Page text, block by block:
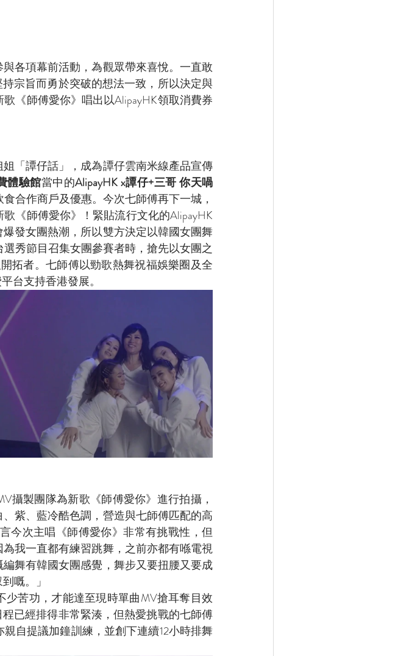
各項幕前活動，為觀眾帶來喜悅。一直敢
宗旨而勇於突破的想法一致，所以決定與
《師傅愛你》唱出以AlipayHK領取消費券
「譚仔話」，成為譚仔雲南米線產品宣傳
體驗館當中的AlipayHK x譚仔+三哥 你天喎
食合作商戶及優惠。今次七師傅再下一城，
《師傅愛你》！緊貼流行文化的AlipayHK
發女團熱潮，所以雙方決定以韓國女團舞
秀節目召集女團參賽者時，搶先以女團之
拓者。七師傅以勁歌熱舞祝福娛樂圈及全
台支持香港發展。
攝製團隊為新歌《師傅愛你》進行拍攝，
紫、藍冷酷色調，營造與七師傅匹配的高
今次主唱《師傅愛你》非常有挑戰性，但
我一直都有練習跳舞，之前亦都有喺電視
舞有韓國女團感覺，舞步又要扭腰又要成
嘅。」
苦功，才能達至現時單曲MV搶耳奪目效
已經排得非常緊湊，但熱愛挑戰的七師傅
自提議加鐘訓練，並創下連續12小時排舞